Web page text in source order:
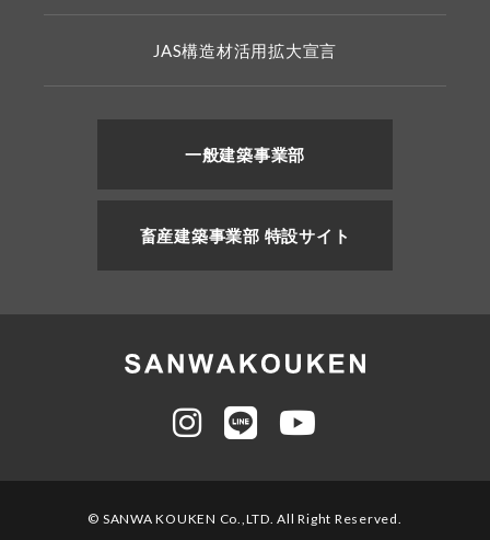
JAS構造材活用拡大宣言
一般建築事業部
畜産建築事業部 特設サイト
© SANWA KOUKEN Co.,LTD. All Right Reserved.